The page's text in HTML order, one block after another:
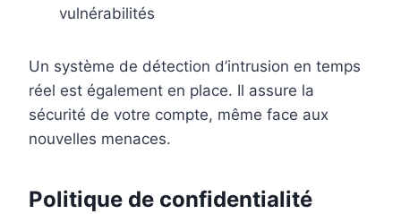
vulnérabilités
Un système de détection d’intrusion en temps
réel est également en place. Il assure la
sécurité de votre compte, même face aux
nouvelles menaces.
Politique de confidentialité